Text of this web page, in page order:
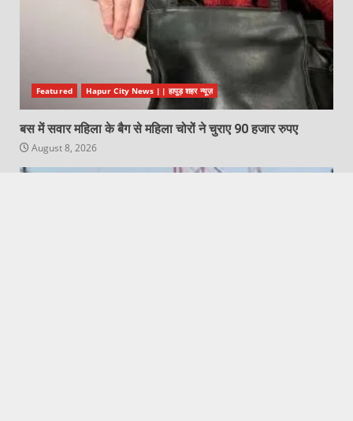
Featured Hapur City News || हापुड़ शहर न्यूज़
बस में सवार महिला के बैग से महिला चोरों ने चुराए 90 हजार रुपए
August 8, 2026